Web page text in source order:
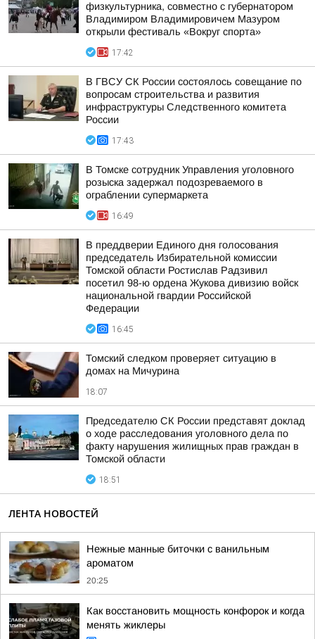
физкультурника, совместно с губернатором
Владимиром Владимировичем Мазуром
открыли фестиваль «Вокруг спорта»
17:42
В ГВСУ СК России состоялось совещание по
вопросам строительства и развития
инфраструктуры Следственного комитета
России
17:43
В Томске сотрудник Управления уголовного
розыска задержал подозреваемого в
ограблении супермаркета
16:49
В преддверии Единого дня голосования
председатель Избирательной комиссии
Томской области Ростислав Радзивил
посетил 98-ю ордена Жукова дивизию войск
национальной гвардии Российской
Федерации
16:45
Томский следком проверяет ситуацию в
домах на Мичурина
18:07
Председателю СК России представят доклад
о ходе расследования уголовного дела по
факту нарушения жилищных прав граждан в
Томской области
18:51
ЛЕНТА НОВОСТЕЙ
Нежные манные биточки с ванильным
ароматом
20:25
Как восстановить мощность конфорок и когда
менять жиклеры